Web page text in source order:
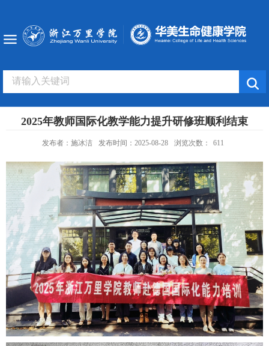
2025年教师国际化教学能力提升研修班顺利结束
发布者：施冰洁 发布时间：2025-08-28 浏览次数： 611